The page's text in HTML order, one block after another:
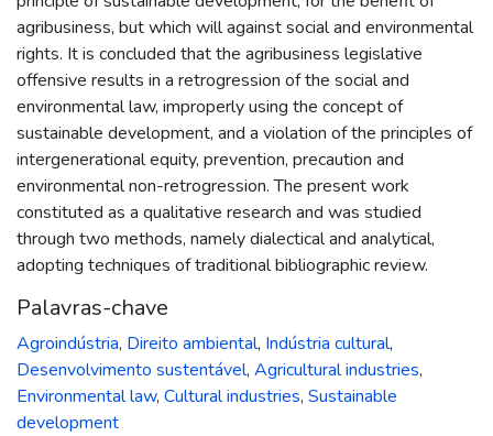
agribusiness, but which will against social and environmental
rights. It is concluded that the agribusiness legislative
offensive results in a retrogression of the social and
environmental law, improperly using the concept of
sustainable development, and a violation of the principles of
intergenerational equity, prevention, precaution and
environmental non-retrogression. The present work
constituted as a qualitative research and was studied
through two methods, namely dialectical and analytical,
adopting techniques of traditional bibliographic review.
Palavras-chave
Agroindústria, Direito ambiental, Indústria cultural,
Desenvolvimento sustentável, Agricultural industries,
Environmental law, Cultural industries, Sustainable
development